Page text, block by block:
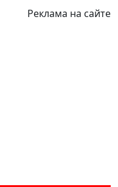
Реклама на сайте